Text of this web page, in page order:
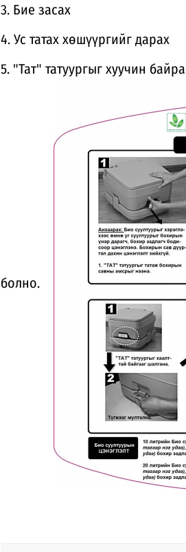
3. Бие засах
4. Ус татах хөшүүргийг дарах
5. "Тат" татуургыг хуучин
болно.